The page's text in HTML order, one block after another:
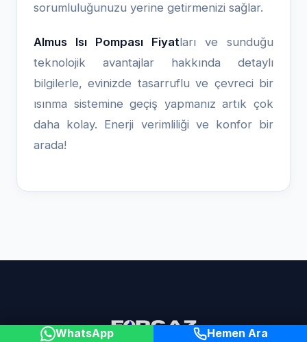
WhatsApp Hemen Ara
sorumluluğunuzu yerine getirmenizi sağlar.
Almus Isı Pompası Fiyatları ve sunduğu
teknolojik avantajlar hakkında detaylı
bilgilerle, evinizde tasarruflu ve çevreci bir
ısınma sistemine geçiş yapmanız artık çok
daha kolay. Enerji verimliliği ve konfor bir
arada!